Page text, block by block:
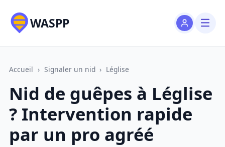
WASPP
Accueil › Signaler un nid › Léglise
Nid de guêpes à Léglise
? Intervention rapide
par un pro agréé